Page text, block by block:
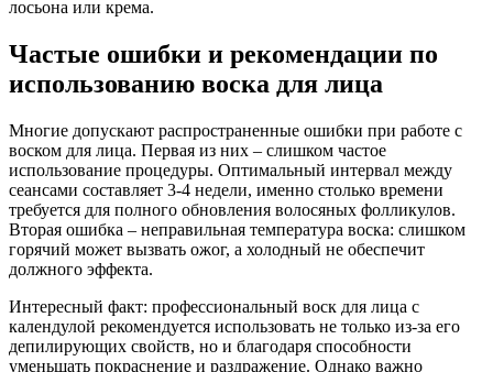
лосьона или крема.
Частые ошибки и рекомендации по
использованию воска для лица
Многие допускают распространенные ошибки при работе с
воском для лица. Первая из них – слишком частое
использование процедуры. Оптимальный интервал между
сеансами составляет 3-4 недели, именно столько времени
требуется для полного обновления волосяных фолликулов.
Вторая ошибка – неправильная температура воска: слишком
горячий может вызвать ожог, а холодный не обеспечит
должного эффекта.
Интересный факт: профессиональный воск для лица с
календулой рекомендуется использовать не только из-за его
депилирующих свойств, но и благодаря способности
уменьшать покраснение и раздражение. Однако важно